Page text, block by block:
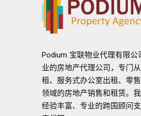
Podium 宝联物业代理有限公
业的房地产代理公司，专门
租、服务式办公室出租、零
领域的房地产销售和租赁。
经验丰富、专业的跨国顾问